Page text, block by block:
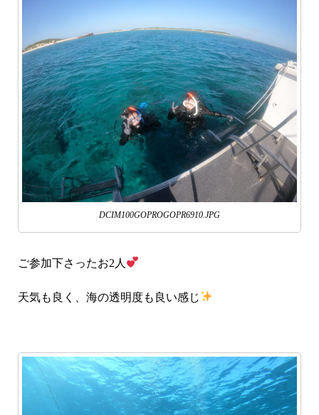
DCIM100GOPROGOPR6910.JPG
ご参加下さったお2人
天気も良く、海の透明度も良い感じ